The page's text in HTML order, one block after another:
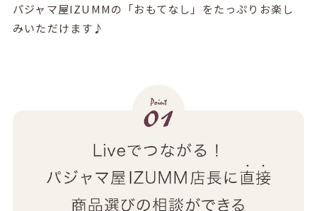
パジャマ屋IZUMMの「おもてなし」をたっぷりお楽し
みいただけます♪